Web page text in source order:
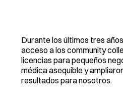
Durante los últimos tres
acceso a los community
licencias para pequeños
médica asequible y
resultados para nosotros.